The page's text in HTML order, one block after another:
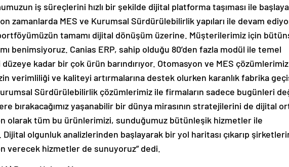
iş süreçlerini hızlı bir şekilde dijital platforma taşıması ile
zamanlarda MES ve Kurumsal Sürdürülebilirlik yapıları ile devam
tamamı dijital dönüşüm üzerine. Müşterilerimiz için
benimsiyoruz. Canias ERP, sahip olduğu 80’den fazla modül ile temel
kadar bir çok ürün barındırıyor. Otomasyon ve MES çözümlerimiz
verimliliği ve kaliteyi artırmalarına destek olurken karanlık fabrika
Sürdürülebilirlik çözümlerimiz ile firmaların sadece bugünleri
bırakacağımız yaşanabilir bir dünya mirasının stratejilerini de dijital
olarak tüm bu ürünlerimizi, sunduğumuz bütünleşik hizmetler ile
olgunluk analizlerinden başlayarak bir yol haritası çıkarıp
verecek hizmetler de sunuyoruz” dedi.